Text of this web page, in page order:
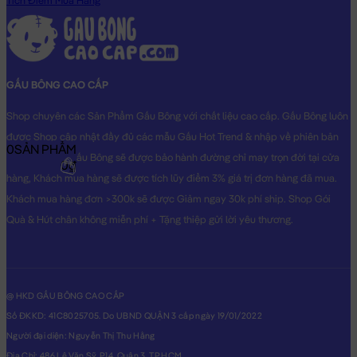
GẤU BÔNG CAO CẤP
Shop chuyên các Sản Phẩm Gấu Bông với chất liệu cao cấp. Gấu Bông luôn
được Shop cập nhật đầy đủ các mẫu Gấu Hot Trend & nhập về phiên bản
Original nhất. Gấu Bông sẽ được bảo hành đường chỉ may trọn đời tại cửa
hàng, Khách mua hàng sẽ được tích lũy điểm 3% giá trị đơn hàng đã mua.
Khách mua hàng đơn >300k sẽ được Giảm ngay 30k phí ship. Shop Gói
Quà & Hút chân không miễn phí + Tặng thiệp gửi lời yêu thương.
@ HKD GẤU BÔNG CAO CẤP
Số ĐKKD: 41C8025705. Do UBND QUẬN 3 cấp ngày 19/01/2022
Người đại diện: Nguyễn Thị Thu Hằng
0SẢN PHẨM
0₫